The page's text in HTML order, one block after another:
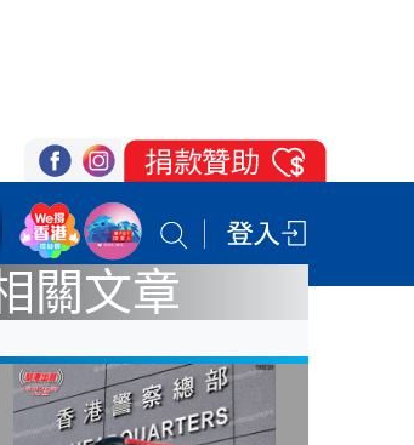
立場 登記支持 聯絡我們
關文章